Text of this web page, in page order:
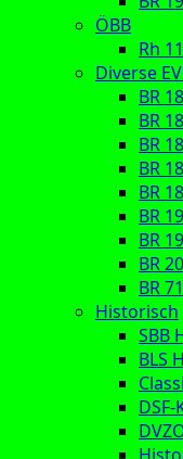
ÖBB
Rh
Diverse
BR
BR
BR
BR
BR
BR
BR
BR
BR
Historisch
SBB
BLS